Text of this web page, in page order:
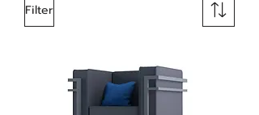
Filter